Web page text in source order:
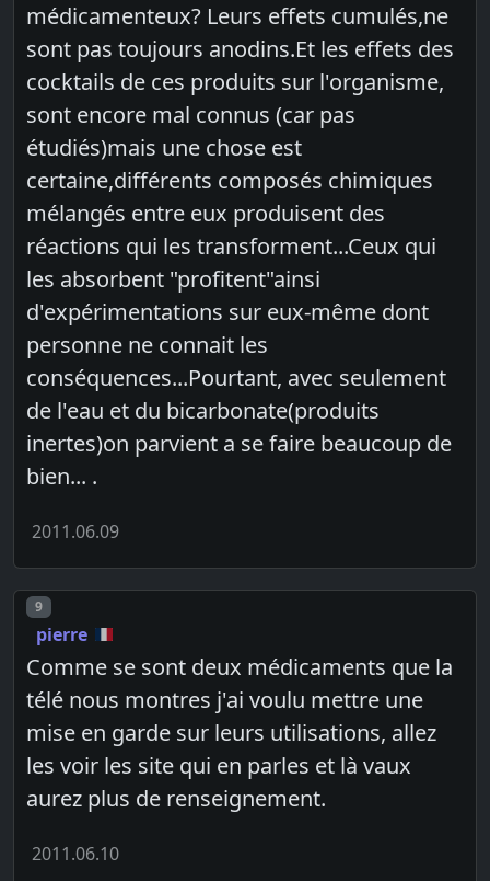
médicamenteux? Leurs effets cumulés,ne
sont pas toujours anodins.Et les effets des
cocktails de ces produits sur l'organisme,
sont encore mal connus (car pas
étudiés)mais une chose est
certaine,différents composés chimiques
mélangés entre eux produisent des
réactions qui les transforment...Ceux qui
les absorbent "profitent"ainsi
d'expérimentations sur eux-même dont
personne ne connait les
conséquences...Pourtant, avec seulement
de l'eau et du bicarbonate(produits
inertes)on parvient a se faire beaucoup de
bien... .
2011.06.09
Post number
9
pierre
Comme se sont deux médicaments que la
télé nous montres j'ai voulu mettre une
mise en garde sur leurs utilisations, allez
les voir les site qui en parles et là vaux
aurez plus de renseignement.
2011.06.10